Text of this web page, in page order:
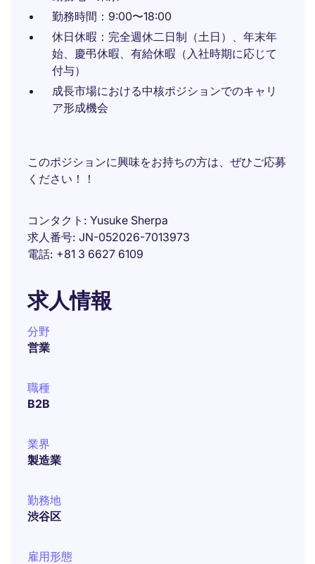
勤務時間：9:00〜18:00
休日休暇：完全週休二日制（土日）、年末年
始、慶弔休暇、有給休暇（入社時期に応じて
付与）
成長市場における中核ポジションでのキャリ
ア形成機会
このポジションに興味をお持ちの方は、ぜひご応募
ください！！
コンタクト
Yusuke Sherpa
求人番号 JN-052026-7013973
電話 +81 3 6627 6109
求人情報
分野
営業
職種
B2B
業界
製造業
勤務地
渋谷区
雇用形態